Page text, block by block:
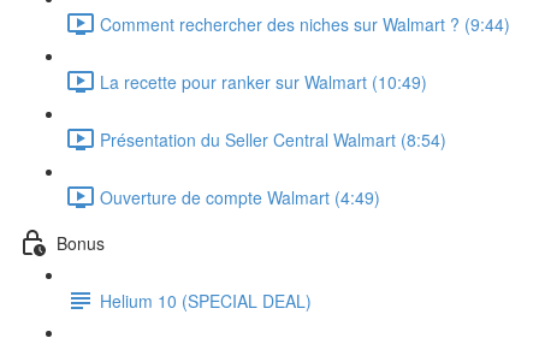
Comment rechercher des niches sur Walmart ? (9:44)
La recette pour ranker sur Walmart (10:49)
Présentation du Seller Central Walmart (8:54)
Ouverture de compte Walmart (4:49)
Bonus
Helium 10 (SPECIAL DEAL)